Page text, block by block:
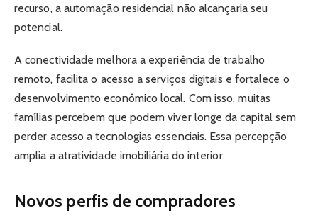
recurso, a automação residencial não alcançaria seu
potencial.
A conectividade melhora a experiência de trabalho
remoto, facilita o acesso a serviços digitais e fortalece o
desenvolvimento econômico local. Com isso, muitas
famílias percebem que podem viver longe da capital sem
perder acesso a tecnologias essenciais. Essa percepção
amplia a atratividade imobiliária do interior.
Novos perfis de compradores